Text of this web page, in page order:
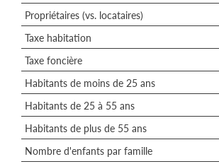
Propriétaires (vs. locataires)
Taxe habitation
Taxe foncière
Habitants de moins de 25 ans
Habitants de 25 à 55 ans
Habitants de plus de 55 ans
Nombre d'enfants par famille